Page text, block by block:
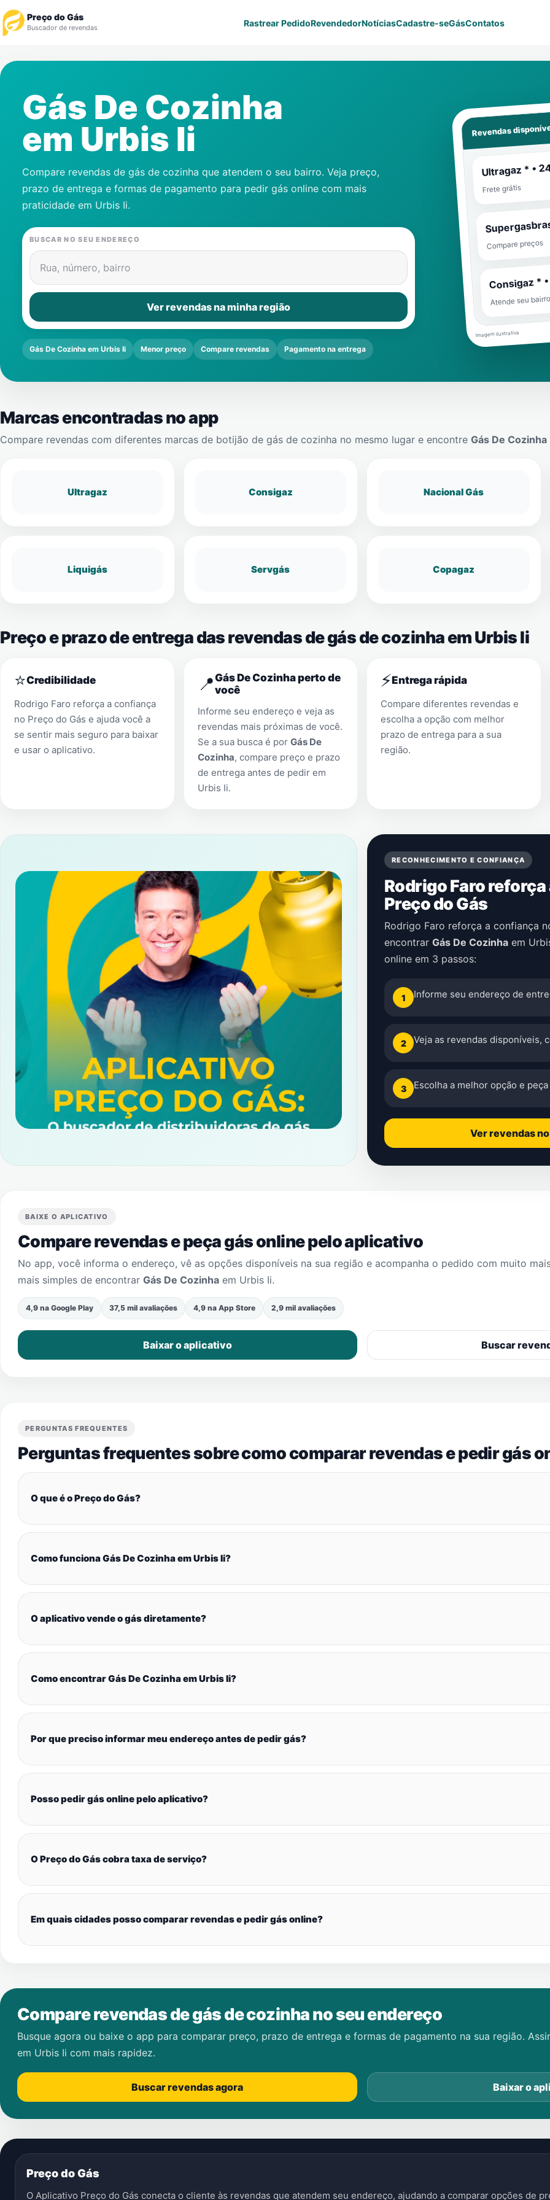
Preço do Gás
Buscador de revendas Rastrear PedidoRevendedorNotíciasCadastre-seGásContatos
Revendedor
Notícias
Gás
Contatos
Gás De Cozinha
em Urbis Ii
Compare revendas de gás de cozinha que atendem o seu bairro. Veja preço,
prazo de entrega e formas de pagamento para pedir gás online com mais
praticidade em Urbis Ii.
BUSCAR NO SEU ENDEREÇO
Rua, número, bairro
Ver revendas na minha região
Gás De Cozinha em Urbis Ii Menor preço Compare revendas Pagamento na entrega
Revendas
Ultragaz * •
Frete grátis
Compare preços
Consigaz *
Atende seu
Imagem ilustrativa
Marcas encontradas no app
Compare revendas com diferentes marcas de botijão de gás de cozinha no mesmo lugar e encontre Gás De Cozinha
Ultragaz Consigaz Nacional Gás
Liquigás Servgás Copagaz
Preço e prazo de entrega das revendas de gás de cozinha em Urbis Ii
⭐Credibilidade
Rodrigo Faro reforça a confiança
no Preço do Gás e ajuda você a
se sentir mais seguro para baixar
e usar o aplicativo.
📍Gás De Cozinha perto de
você
Informe seu endereço e veja as
revendas mais próximas de você.
Se a sua busca é por Gás De
Cozinha, compare preço e prazo
de entrega antes de pedir em
Urbis Ii.
⚡Entrega rápida
Compare diferentes revendas e
escolha a opção com melhor
prazo de entrega para a sua
região.
RECONHECIMENTO E CONFIANÇA
Rodrigo Faro
Preço do Gás
Rodrigo Faro reforça a confiança
encontrar Gás De Cozinha em
online em 3 passos:
1 Informe seu endereço de
2 Veja as revendas disponíveis,
3 Escolha a melhor opção e
Ver revendas
BAIXE O APLICATIVO
Compare revendas e peça gás online pelo aplicativo
No app, você informa o endereço, vê as opções disponíveis na sua região e acompanha o pedido com muito
mais simples de encontrar Gás De Cozinha em Urbis Ii.
4,9 na Google Play 37,5 mil avaliações 4,9 na App Store 2,9 mil avaliações
Baixar o aplicativo Buscar
PERGUNTAS FREQUENTES
Perguntas frequentes sobre como comparar revendas e pedir gás
O que é o Preço do Gás?
Como funciona Gás De Cozinha em Urbis Ii?
O aplicativo vende o gás diretamente?
Como encontrar Gás De Cozinha em Urbis Ii?
Por que preciso informar meu endereço antes de pedir gás?
Posso pedir gás online pelo aplicativo?
O Preço do Gás cobra taxa de serviço?
Em quais cidades posso comparar revendas e pedir gás online?
Compare revendas de gás de cozinha no seu endereço
Busque agora ou baixe o app para comparar preço, prazo de entrega e formas de pagamento na sua região.
em Urbis Ii com mais rapidez.
Buscar revendas agora Baixar o
Preço do Gás
O Aplicativo Preço do Gás conecta o cliente às revendas que atendem seu endereço, ajudando a comparar opções de